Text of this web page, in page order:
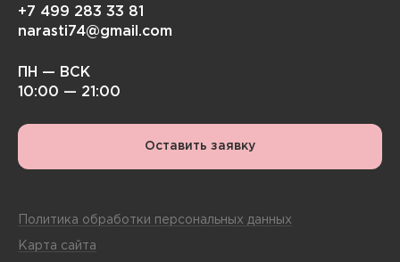
+7 499 283 33 81
narasti74@gmail.com
ПН — ВСК
10:00 — 21:00
Оставить заявку
Политика обработки персональных данных
Карта сайта